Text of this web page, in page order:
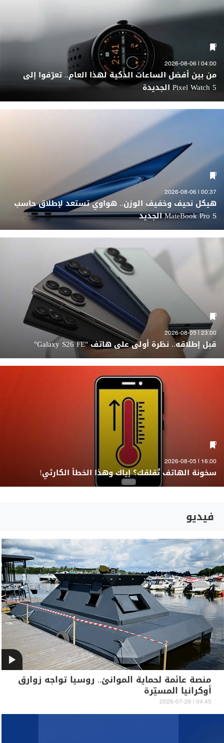
04:00 | 2026-08-06
من بين أفضل الساعات الذكية لهذا العام.. تعرّفوا إلى
Pixel Watch 5 الجديدة
00:37 | 2026-08-06
هيكل نحيف وخفيف الوزن.. هواوي تستعد لإطلاق حاسب
MateBook Pro S الجديد
23:00 | 2026-08-05
قبل إطلاقه.. نظرة أولى على هاتف "Galaxy S26 FE"
16:00 | 2026-08-05
سخونة الهاتف تُقلقك؟ إياك وهذا الخطأ الكارثي!
فيديو
منصة عائمة لحماية الموانئ.. روسيا تواجه زوارق
أوكرانيا المسيّرة
04:45 | 2026-07-26